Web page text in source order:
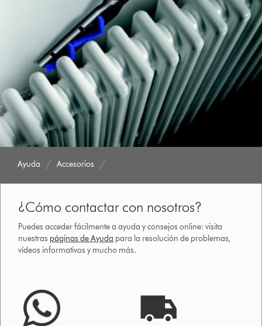
Ayuda Accesorios
¿Cómo contactar con nosotros?
Puedes acceder fácilmente a ayuda y consejos online: visita
nuestras páginas de Ayuda para la resolución de problemas,
vídeos informativos y mucho más.